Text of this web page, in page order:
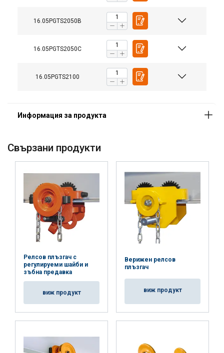
16.05PGTS2050B
16.05PGTS2050C
16.05PGTS2100
Свързани продукти
Релсов плъзгач с
регулируеми шайби и
зъбна предавка
виж продукт
Верижен релсов
плъзгач
виж продукт